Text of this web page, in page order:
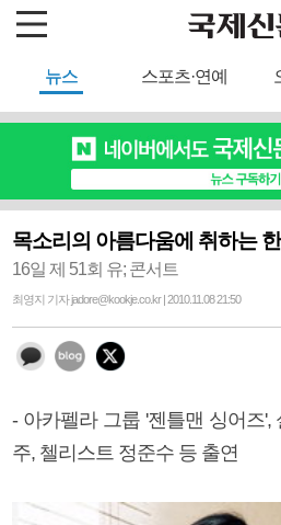
뉴스 스포츠·연예
목소리의 아름다움에 취하는
16일 제 51회 유; 콘서트
최영지 기자 jadore@kookje.co.kr | 2010.11.08 21:50
- 아카펠라 그룹 '젠틀맨 싱어즈',
주, 첼리스트 정준수 등 출연